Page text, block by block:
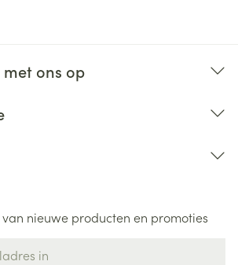
ons op
nieuwe producten en promoties